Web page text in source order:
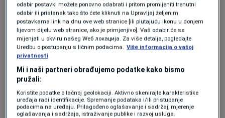
stršljeni zadržavaju u blizini. Osim što love
kukce, odrasli stršljeni obožavaju zrelo voće i
nektar. Ako imate vrt s voćkama ili cvijećem,
redovno uklanjajte otpalo voće i pazite da
ostaci hrane ne privlače neželjene goste.
odabir postavki možete ponovno odabrati i pritom promijeniti trenutni
odabir ili pristanak tako što ćete kliknuti na Upravljaj željenim
postavkama link na dnu ove web stranice [ili plutajuću ikonu u donjem
lijevom dijelu web stranice, ako je primjenjivo]. Vaš odabir će se
mijenjati u okviru našeg Wеб локација. Za više detalja, pogledajte
Uredbu o postupanju s ličnim podacima. Više informacija o vašoj
privatnosti
Mi i naši partneri obrađujemo podatke kako bismo
pružali:
Koristite podatke o tačnoj geolokaciji. Aktivno skenirajte karakteristike
uređaja radi identifikacije. Spremanje podataka i/ili pristupanje
podacima na uređaju. Prilagođeno oglašavanje i sadržaj, mjerenje
oglašavanja i sadržaja, istraživanje publike i razvoj usluga.